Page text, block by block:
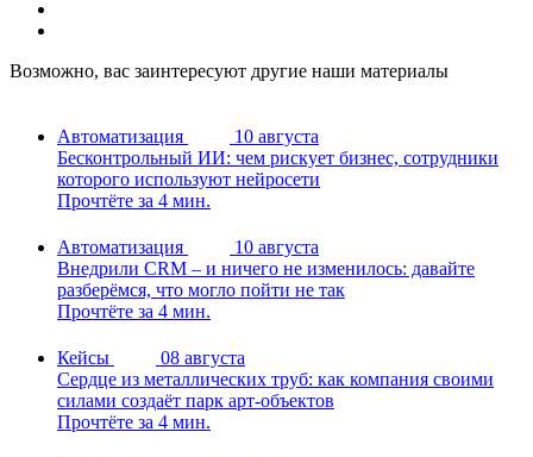
Возможно, вас заинтересуют другие наши материалы
Автоматизация
10 августа
Бесконтрольный ИИ: чем рискует бизнес, сотрудники
которого используют нейросети
Прочтёте за 4 мин.
Автоматизация
10 августа
Внедрили CRM – и ничего не изменилось: давайте
разберёмся, что могло пойти не так
Прочтёте за 4 мин.
Кейсы
08 августа
Сердце из металлических труб: как компания своими
силами создаёт парк арт-объектов
Прочтёте за 4 мин.